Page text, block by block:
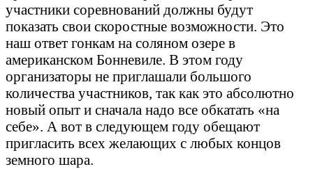
участники соревнований должны будут
показать свои скоростные возможности. Это
наш ответ гонкам на соляном озере в
американском Бонневиле. В этом году
организаторы не приглашали большого
количества участников, так как это абсолютно
новый опыт и сначала надо все обкатать «на
себе». А вот в следующем году обещают
пригласить всех желающих с любых концов
земного шара.